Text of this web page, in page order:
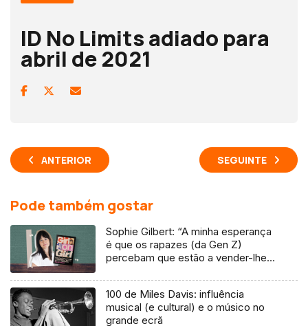
ID No Limits adiado para
abril de 2021
ANTERIOR SEGUINTE
Pode também gostar
Sophie Gilbert: “A minha esperança
é que os rapazes (da Gen Z)
percebam que estão a vender-lhes
100 de Miles Davis: influência
musical (e cultural) e o músico no
grande ecrã